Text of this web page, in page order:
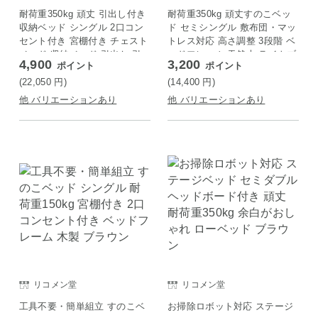
耐荷重350kg 頑丈 引出し付き
収納ベッド シングル 2口コン
セント付き 宮棚付き チェスト
ベッド 収納ベッド 引出し 引
き出し ベッドフレーム タンス
本棚 シェルフ ブラウン
4,900 ポイント
(22,050 円 )
他 バリエーションあり
耐荷重350kg 頑丈すのこベッ
ド セミシングル 敷布団・マッ
トレス対応 高さ調整 3段階 ベ
ッドフレーム 天然木 ライトブ
ラウン
3,200 ポイント
(14,400 円 )
他 バリエーションあり
リコメン堂
工具不要・簡単組立 すのこベ
リコメン堂
お掃除ロボット対応 ステージ